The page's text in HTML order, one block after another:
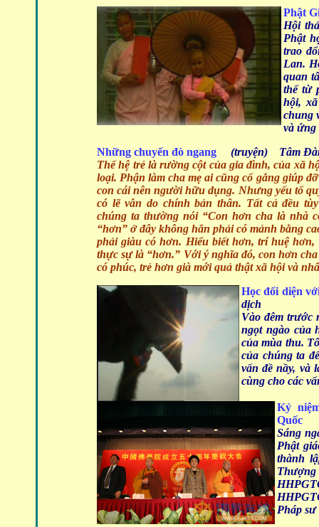
Phật
Hội
Phật
trao
Lan.
quan
thế từ
hội,
chung
và ứng
Những chuyến đò ngang
(truyện) Tâm
Thế hệ trẻ là rường cột của gia đình, của xã
loại. Phận làm cha mẹ ai cũng cố gắng giúp
con cái nên người hữu dụng. Nhưng yếu tố
có lẽ vẫn do chính bản thân. Tất cả đều
chúng ta thường nói “Con hơn cha là nhà
“hơn” ở đây không hẳn phải có mảnh bằng
phải giàu có hơn. Hiểu biết hơn, trí huệ hơn,
thực sự là “hơn.” Với ý nghĩa đó, con hơn
có phúc, trẻ hơn già mới quả thật xã hội và
Học đối diện
dịch
Vào đêm trước
ngọt ngào của
của mùa thu.
của chúng ta
vấn đề nầy, và
cùng cho các
Kỷ
Quốc
Sáng
Phật
thành
Pháp